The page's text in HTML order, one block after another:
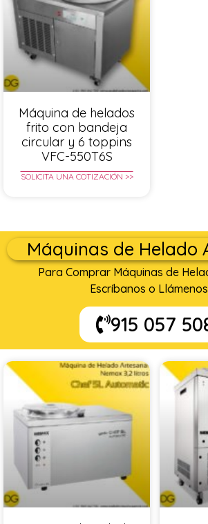
Máquina de helados
frito con bandeja
circular y 6 toppins
VFC-550T6S
SOLICITA UNA COTIZACIÓN >>
Máquinas de Helado
Para Comprar Máquinas de
Escríbanos o
915 057